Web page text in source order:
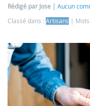
Rédigé par Jose
Aucun
Classé dans : Artisans